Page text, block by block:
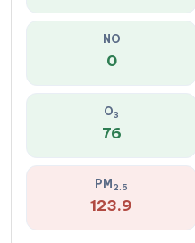
NO
0
O3
76
PM 2.5
123.9